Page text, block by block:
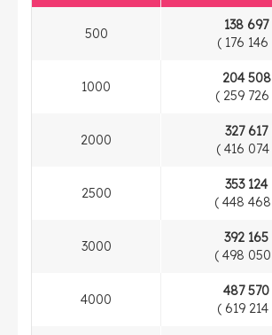
500
138
( 176
1000
204
( 259
2000
327 617
( 416
2500
353 124
( 448
3000
392
( 498
4000
487
( 619